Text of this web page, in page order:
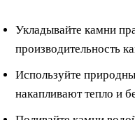
Укладывайте камни
производительность
Используйте
накапливают тепло и